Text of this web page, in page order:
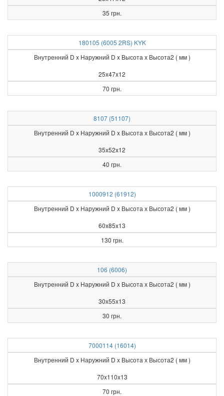
35 грн.
180105 (6005 2RS) KYK
Внутренний D x Наружний D x Высота х Высота2 ( мм )
25x47x12
70 грн.
8107 (51107)
Внутренний D x Наружний D x Высота х Высота2 ( мм )
35x52x12
40 грн.
1000912 (61912)
Внутренний D x Наружний D x Высота х Высота2 ( мм )
60x85x13
130 грн.
106 (6006)
Внутренний D x Наружний D x Высота х Высота2 ( мм )
30x55x13
30 грн.
7000114 (16014)
Внутренний D x Наружний D x Высота х Высота2 ( мм )
70x110x13
70 грн.